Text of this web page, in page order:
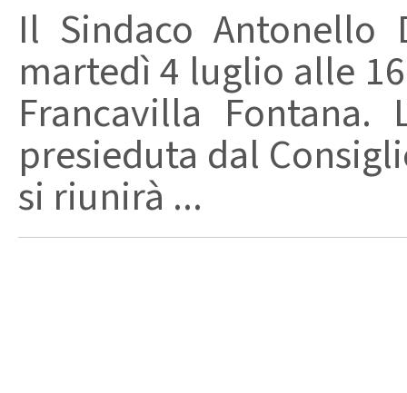
Il Sindaco Antonello
martedì 4 luglio alle
Francavilla Fontana.
presieduta dal
si riunirà ...